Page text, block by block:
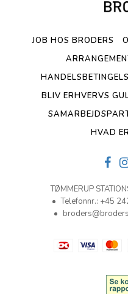
JOB HOS BRODERS
BLIV ERHVERVS
HVAD
TØMMERUP
Telefonnr.: +45